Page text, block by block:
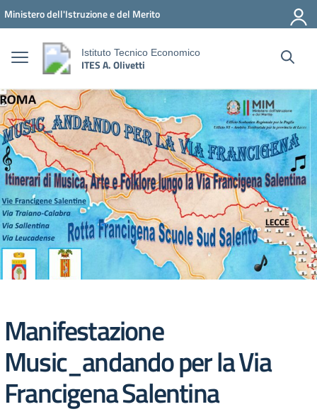
Vai ai contenuti
Vai al menu di navigazione
Vai al footer
Ministero dell'Istruzione e del Merito
Istituto Tecnico Economico
ITES A. Olivetti
Manifestazione
Music_andando per la Via
Francigena Salentina